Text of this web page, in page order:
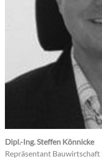
Dipl.-Ing. Steffen Könnicke
Repräsentant Bauwirtschaft